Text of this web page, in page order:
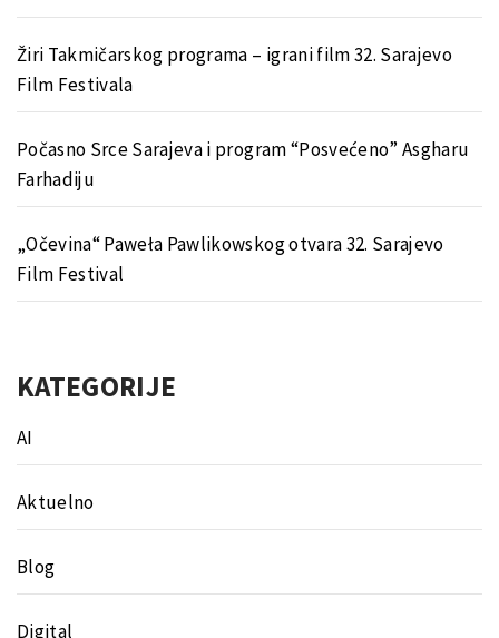
Žiri Takmičarskog programa – igrani film 32. Sarajevo
Film Festivala
Počasno Srce Sarajeva i program “Posvećeno” Asgharu
Farhadiju
„Očevina“ Paweła Pawlikowskog otvara 32. Sarajevo
Film Festival
KATEGORIJE
AI
Aktuelno
Blog
Digital